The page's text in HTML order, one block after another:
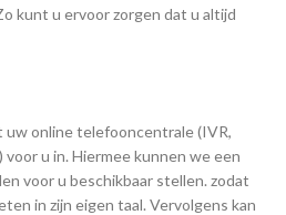
kunt u ervoor zorgen dat u altijd
online telefooncentrale (IVR,
u in. Hiermee kunnen we een
voor u beschikbaar stellen. zodat
in zijn eigen taal. Vervolgens kan